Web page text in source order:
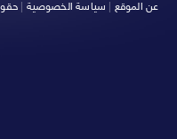
عن الموقع
سياسة الخصوصية